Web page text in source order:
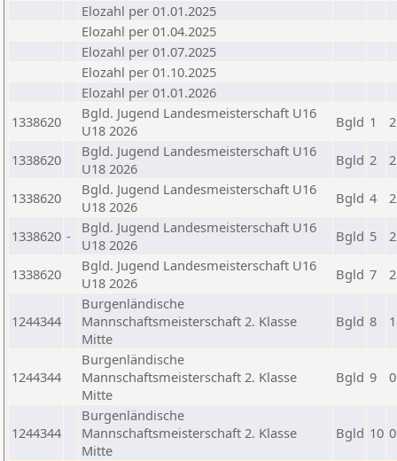
Elozahl per 01.01.2025
Elozahl per 01.04.2025
Elozahl per 01.07.2025
Elozahl per 01.10.2025
Elozahl per 01.01.2026
1338620
Bgld. Jugend Landesmeisterschaft U16
U18 2026
Bgld 1
1338620
Bgld. Jugend Landesmeisterschaft U16
U18 2026
Bgld 2
1338620
Bgld. Jugend Landesmeisterschaft U16
U18 2026
Bgld 4
1338620 -
Bgld. Jugend Landesmeisterschaft U16
U18 2026
Bgld 5
1338620
Bgld. Jugend Landesmeisterschaft U16
U18 2026
Bgld 7
1244344
Burgenländische
Mannschaftsmeisterschaft 2. Klasse
Mitte
Bgld 8
1244344
Burgenländische
Mannschaftsmeisterschaft 2. Klasse
Mitte
Bgld 9
1244344
Burgenländische
Mannschaftsmeisterschaft 2. Klasse
Mitte
Bgld 10